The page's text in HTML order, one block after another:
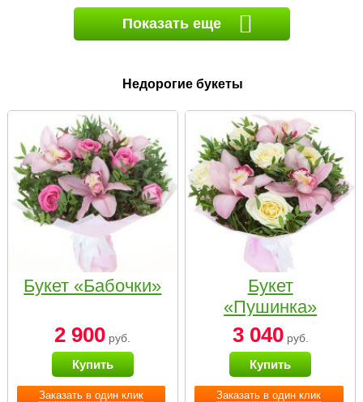
Показать еще
Недорогие букеты
Заказать в один клик
Букет «Бабочки»
2 900 руб.
Купить
Заказать в один клик
Букет
«Пушинка»
3 040руб.
Купить